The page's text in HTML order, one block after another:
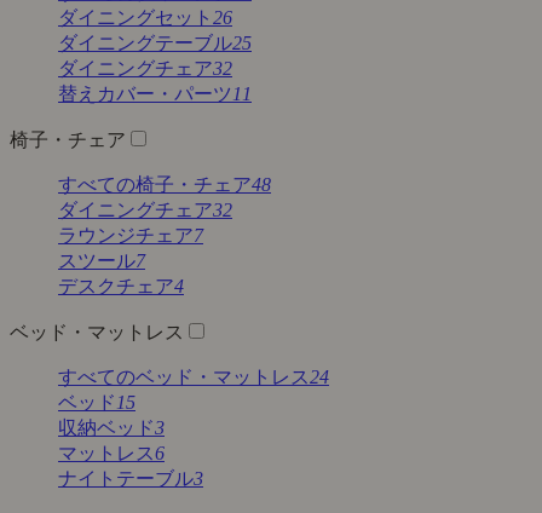
ダイニングセット 26
ダイニングテーブル25
ダイニングチェア32
替えカバー・パーツ 11
椅子・チェア
すべての椅子・チェア48
ダイニングチェア32
ラウンジチェア7
スツール7
デスクチェア4
ベッド・マットレス
すべてのベッド・マットレス24
ベッド 15
収納ベッド3
マットレス6
ナイトテーブル3